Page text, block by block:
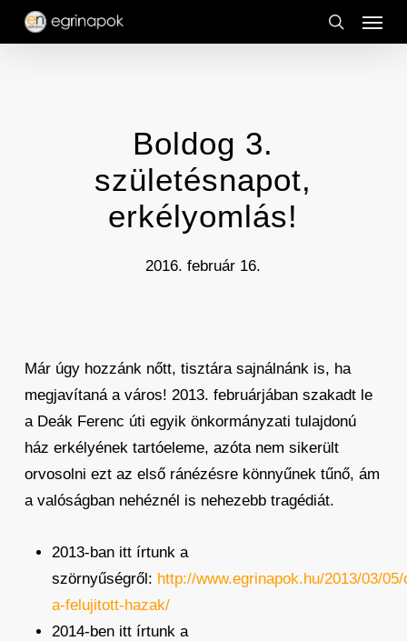
Skip
search
Menu
Boldog 3.
születésnapot,
erkélyomlás!
2016. február 16.
Már úgy hozzánk nőtt, tisztára sajnálnánk is, ha
megjavítaná a város! 2013. februárjában szakadt le
a Deák Ferenc úti egyik önkormányzati tulajdonú
ház erkélyének tartóeleme, azóta nem sikerült
orvosolni ezt az első ránézésre könnyűnek tűnő, ám
a valóságban nehéznél is nehezebb tragédiát.
2013-ban itt írtunk a
szörnyűségről: http://www.egrinapok.hu/2013/03/
a-felujitott-hazak/
2014-ben itt írtunk a